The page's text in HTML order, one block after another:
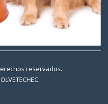
reservados.